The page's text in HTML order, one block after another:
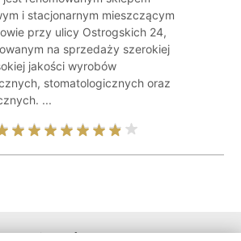
i stacjonarnym mieszczącym
przy ulicy Ostrogskich 24,
na sprzedaży szerokiej
jakości wyrobów
stomatologicznych oraz
...